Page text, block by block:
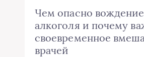
Чем опасно
алкоголя и почему
своевременное
врачей